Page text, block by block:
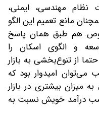
نظام مهندسی، ایمنی،
مانع تعمیم این الگو
هم طبق همان پاسخ
و الگوی اسکان را
از تنوع‌بخشی به بازار
امیدوار بود که
میزان بیشتری در بازار
درآمد خویش نسبت به